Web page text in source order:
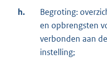
h.
Begroting:
en opbrengsten
verbonden aan
instelling;